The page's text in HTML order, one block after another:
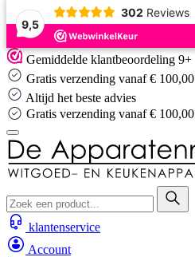
9,5
302 Reviews
Skip
to
content
Gemiddelde klantbeoordeling 9+
Gratis verzending vanaf € 100,00
Altijd het beste advies
Altijd het beste advies
…
klantenservice
Account